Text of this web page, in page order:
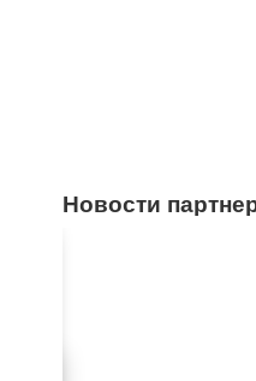
Новости